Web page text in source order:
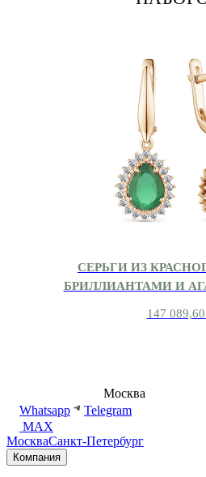
СЕРЬГИ ИЗ
БРИЛЛИАНТАМИ И
147 089,60
Москва
Whatsapp
Telegram
MAX
МоскваСанкт-Петербург
Компания